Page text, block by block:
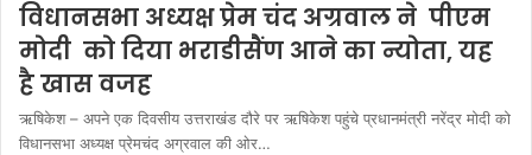
विधानसभा अध्यक्ष प्रेम चंद अग्रवाल ने पीएम
मोदी को दिया भराडीसैंण आने का न्योता, यह
है खास वजह
ऋषिकेश – अपने एक दिवसीय उत्तराखंड दौरे पर ऋषिकेश पहुंचे प्रधानमंत्री नरेंद्र मोदी को
विधानसभा अध्यक्ष प्रेमचंद अग्रवाल की ओर…